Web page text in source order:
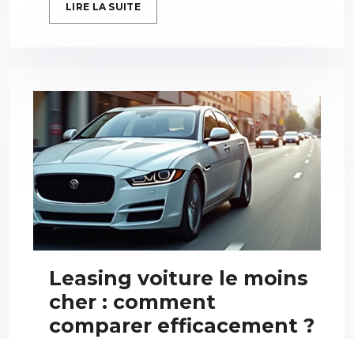
LIRE LA SUITE
Leasing voiture le moins
cher : comment
comparer efficacement ?